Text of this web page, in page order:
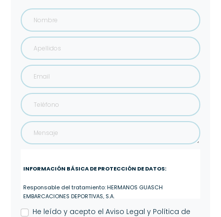
INFORMACIÓN BÁSICA DE PROTECCIÓN DE DATOS:
Responsable del tratamiento: HERMANOS GUASCH
EMBARCACIONES DEPORTIVAS, S.A.
Finalidad del tratamiento: Gestionar las consultas
He leído y acepto el Aviso Legal y Política de